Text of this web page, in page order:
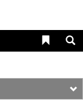
Liens